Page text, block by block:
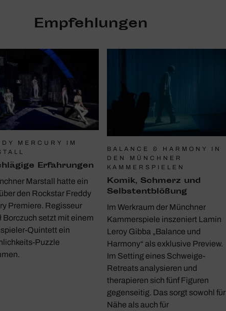
Empfehlungen
MERCURY IM
Erfah­rungen
Marstall hatte ein
den Rockstar Freddy
Premiere. Regisseur
Borczuch setzt mit einem
Quintett ein
Puzzle
BALANCE & HARMONY IN
DEN MÜNCHNER
KAMMERSPIELEN
Komik, Schmerz und
Selbst­ent­blö­ßung
Im Werkraum der Münchner
Kammerspiele inszeniert Lamin
Leroy Gibba „Balance und
Harmony“ als exklusive Preview.
Im Setting eines Schweige-
Retreats analysieren und
therapieren sich fünf Figuren
gegenseitig. Das sorgt sowohl für
Nähe als auch für